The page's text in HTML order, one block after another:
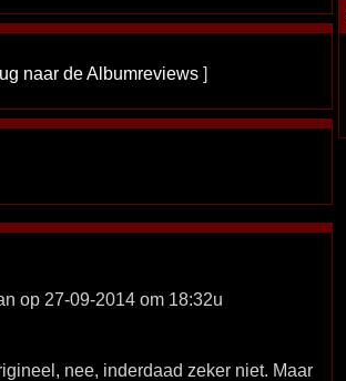
naar de Albumreviews ]
op 27-09-2014 om 18:32u
nee, inderdaad zeker niet. Maar